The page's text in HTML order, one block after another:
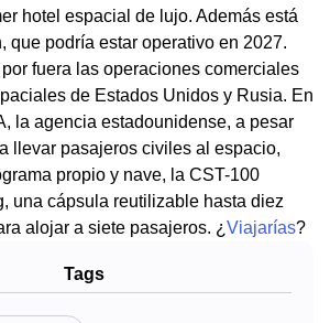
hotel espacial de lujo. Además está
que podría estar operativo en 2027.
fuera las operaciones comerciales
de Estados Unidos y Rusia. En
la agencia estadounidense, a pesar
llevar pasajeros civiles al espacio,
propio y nave, la CST-100
una cápsula reutilizable hasta diez
alojar a siete pasajeros. ¿ Viajarías?
Tags